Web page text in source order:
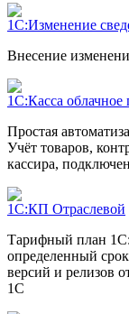
1С:Изменение
Внесение
1С:Касса
Простая
Учёт товаров,
кассира,
1С:КП Отраслевой
Тарифный план
определенный
версий и релизов
1С